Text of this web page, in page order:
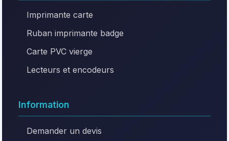
Imprimante carte
Ruban imprimante badge
Carte PVC vierge
Lecteurs et encodeurs
Information
Demander un devis